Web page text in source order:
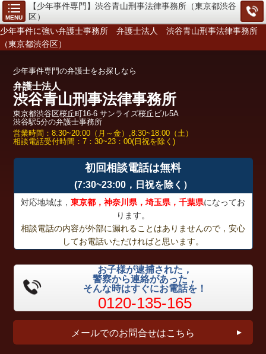
MENU
【少年事件専門】渋谷青山刑事法律事務所（東京都渋谷
区）
少年事件に強い弁護士事務所 弁護士法人 渋谷青山刑事法律事務所
（東京都渋谷区）
少年事件専門の弁護士をお探しなら
弁護士法人
渋谷青山刑事法律事務所
東京都渋谷区桜丘町16-6 サンライズ桜丘ビル5A
渋谷駅5分の弁護士事務所
営業時間：8:30~20:00（月～金）,8:30~18:00（土）
相談電話受付時間：7：30~23：00(日祝を除く)
初回相談電話は無料
(7:30~23:00，日祝を除く）
対応地域は， 東京都，神奈川県，埼玉県，千葉県になってお
ります。
相談電話の内容が外部に漏れることはありませんので，安心
してお電話いただければと思います。
お子様が逮捕された，
警察から連絡があった，
そんな時はすぐにお電話を！
0120-135-165
メールでのお問合せはこちら